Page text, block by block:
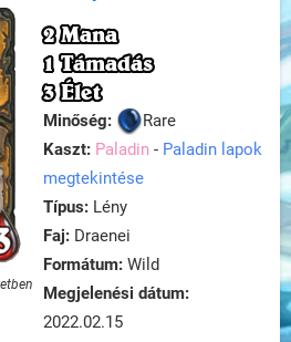
2 Mana
1 Támadás
3 Élet
Minőség:
Rare
Kaszt: Paladin - Paladin lapok
megtekintése
Típus: Lény
Faj: Draenei
Formátum: Wild
Megjelenési dátum:
2022.02.15